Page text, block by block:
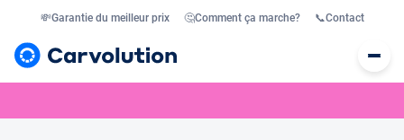
💸Garantie du meilleur prix 🤔Comment ça marche? 📞Contact